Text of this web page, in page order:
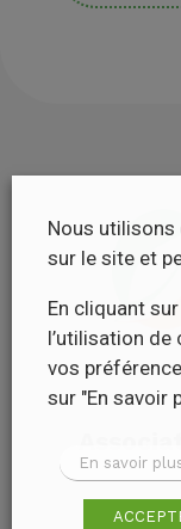
L’ACDV
Nous
sur le site et
En cliquant
l’utilisation
vos
sur "En savoir
En savoir